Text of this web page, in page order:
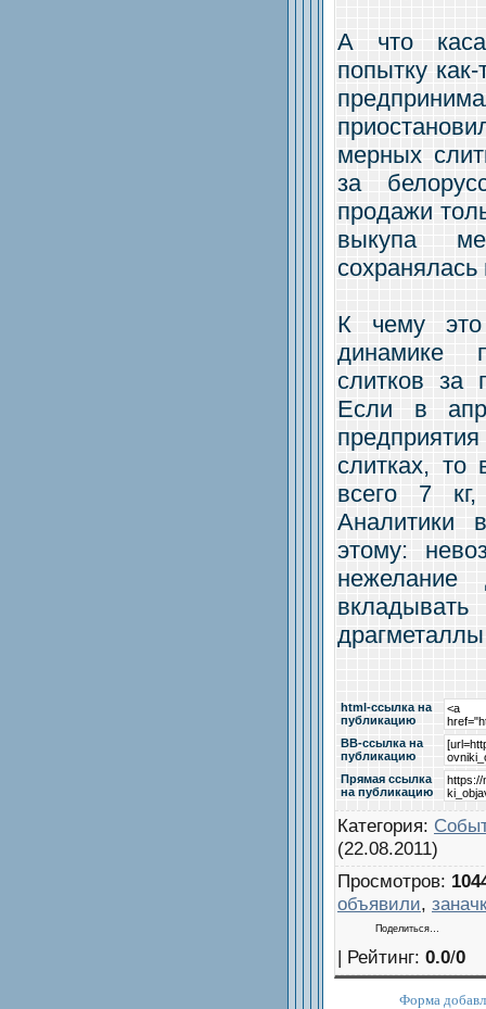
А что
попытку
мерных
за
продажи
выкупа
сохранялась
К чему
динамике
слитков за
Если в
слитках,
всего 7
Аналитики
этому:
html-cсылка на
публикацию
BB-cсылка на
публикацию
Прямая ссылка
на публикацию
Категория:
(22.08.2011)
Просмотров:
объявили,
Поделиться…
| Рейтинг: 0.0/0
Форма